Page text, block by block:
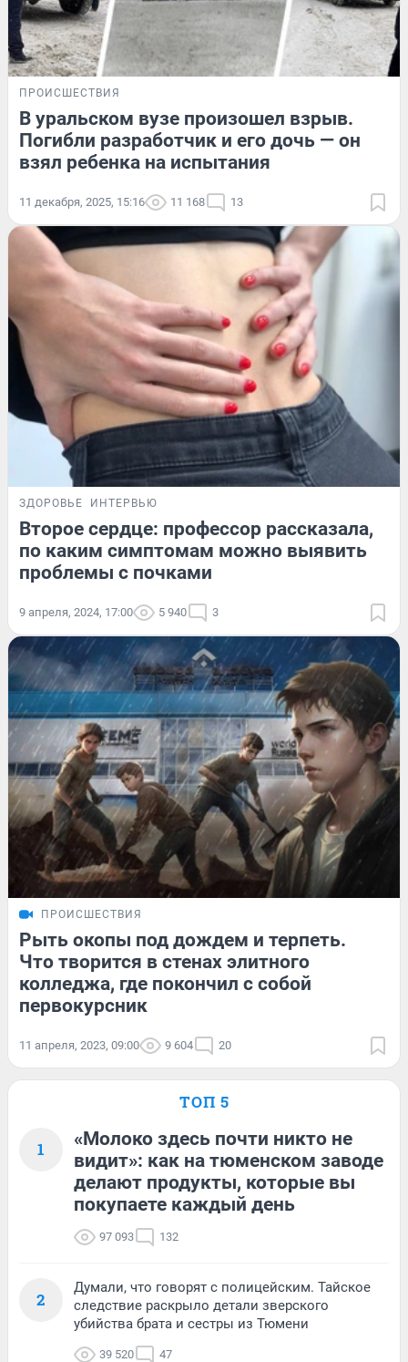
ПРОИСШЕСТВИЯ
В уральском вузе произошел взрыв.
Погибли разработчик и его дочь — он
взял ребенка на испытания
11 декабря, 2025, 15:16 11 168 13
ЗДОРОВЬЕ ИНТЕРВЬЮ
Второе сердце: профессор рассказала,
по каким симптомам можно выявить
проблемы с почками
9 апреля, 2024, 17:00 5 940 3
ПРОИСШЕСТВИЯ
Рыть окопы под дождем и терпеть.
Что творится в стенах элитного
колледжа, где покончил с собой
первокурсник
11 апреля, 2023, 09:00 9 604 20
ТОП 5
1
«Молоко здесь почти никто не
видит»: как на тюменском заводе
делают продукты, которые вы
покупаете каждый день
97 093 132
2
Думали, что говорят с полицейским. Тайское
следствие раскрыло детали зверского
убийства брата и сестры из Тюмени
39 520 47